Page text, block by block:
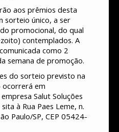
aos prêmios desta
sorteio único, a ser
promocional, do qual
contemplados. A
como 2
semana de promoção.
do sorteio previsto na
ocorrerá em
Salut Soluções
à Rua Paes Leme, n.
Paulo/SP, CEP 05424-